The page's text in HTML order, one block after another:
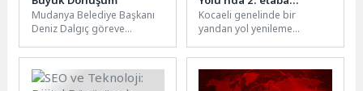
Mudanya Belediye Başkanı
Deniz Dalgıç göreve
Bir Mudanya” vizyonu
doğrultusunda hayata...
hazırlık
Kocaeli genelinde bir
yandan yol yenileme
yolların konforunu artıran
Büyükşehir Belediyesi,
diğer...